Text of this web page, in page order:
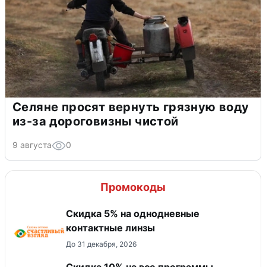
Селяне просят вернуть грязную воду
из-за дороговизны чистой
9 августа 0
Промокоды
Скидка 5% на однодневные
контактные линзы
До 31 декабря, 2026